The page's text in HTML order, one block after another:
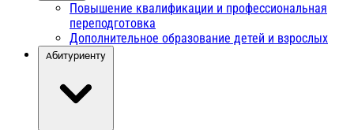
Повышение квалификации и профессиональная
переподготовка
Дополнительное образование детей и взрослых
Абитуриенту